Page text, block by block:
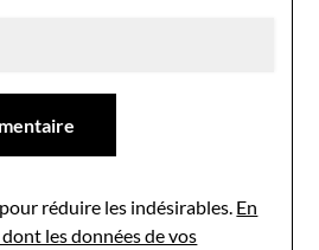
réduire les indésirables. En
les données de vos